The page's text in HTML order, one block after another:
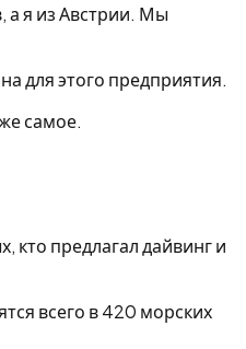
а я из Австрии. Мы
для этого предприятия.
самое.
кто предлагал дайвинг и
всего в 420 морских